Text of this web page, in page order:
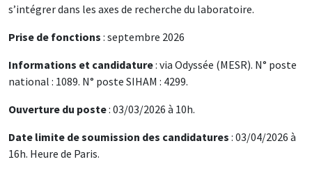
s’intégrer dans les axes de recherche du laboratoire.
Prise de fonctions : septembre 2026
Informations et candidature: via Odyssée (MESR). N° poste
national : 1089. N° poste SIHAM : 4299.
Ouverture du poste: 03/03/2026 à 10h.
Date limite de soumission des candidatures : 03/04/2026 à
16h. Heure de Paris.